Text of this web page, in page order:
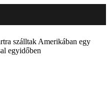
szálltak Amerikában egy
egyidőben